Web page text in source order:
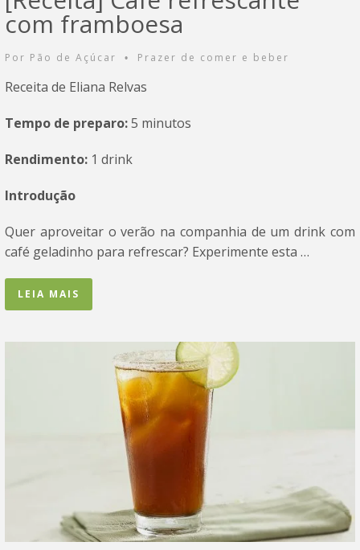
com framboesa
Por Pão de Açúcar • Prazer de comer e beber
Receita de Eliana Relvas
Tempo de preparo:5 minutos
Rendimento: 1 drink
Introdução
Quer aproveitar o verão na companhia de um drink com
café geladinho para refrescar? Experimente esta …
LEIA MAIS